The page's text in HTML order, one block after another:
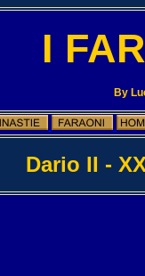
I
By
Dario II -